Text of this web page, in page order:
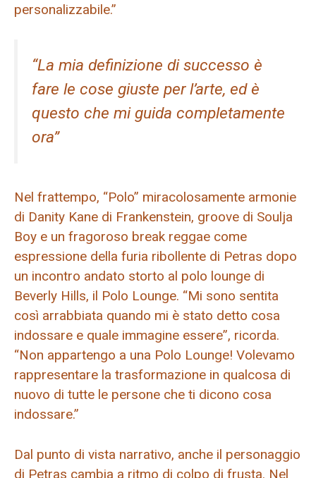
personalizzabile.”
“La mia definizione di successo è
fare le cose giuste per l’arte, ed è
questo che mi guida completamente
ora”
Nel frattempo, “Polo” miracolosamente armonie
di Danity Kane di Frankenstein, groove di Soulja
Boy e un fragoroso break reggae come
espressione della furia ribollente di Petras dopo
un incontro andato storto al polo lounge di
Beverly Hills, il Polo Lounge. “Mi sono sentita
così arrabbiata quando mi è stato detto cosa
indossare e quale immagine essere”, ricorda.
“Non appartengo a una Polo Lounge! Volevamo
rappresentare la trasformazione in qualcosa di
nuovo di tutte le persone che ti dicono cosa
indossare.”
Dal punto di vista narrativo, anche il personaggio
di Petras cambia a ritmo di colpo di frusta. Nel